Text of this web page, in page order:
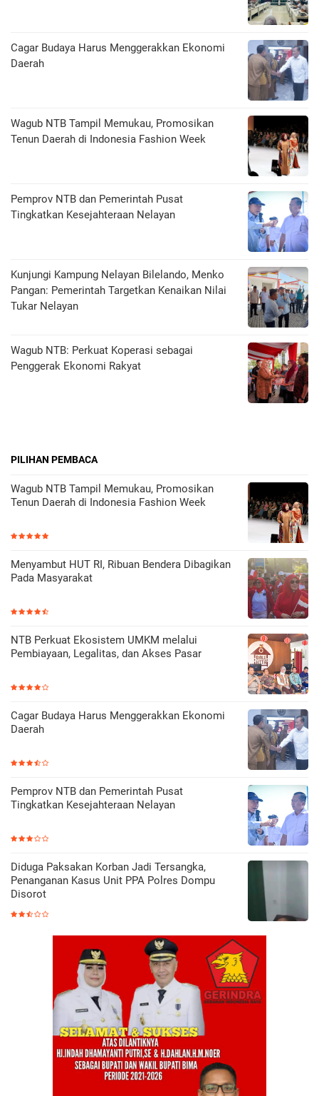
Cagar Budaya Harus Menggerakkan Ekonomi
Daerah
Wagub NTB Tampil Memukau, Promosikan
Tenun Daerah di Indonesia Fashion Week
Pemprov NTB dan Pemerintah Pusat
Tingkatkan Kesejahteraan Nelayan
Kunjungi Kampung Nelayan Bilelando, Menko
Pangan: Pemerintah Targetkan Kenaikan Nilai
Tukar Nelayan
Wagub NTB: Perkuat Koperasi sebagai
Penggerak Ekonomi Rakyat
PILIHAN PEMBACA
Wagub NTB Tampil Memukau, Promosikan
Tenun Daerah di Indonesia Fashion Week
Menyambut HUT RI, Ribuan Bendera Dibagikan
Pada Masyarakat
NTB Perkuat Ekosistem UMKM melalui
Pembiayaan, Legalitas, dan Akses Pasar
Cagar Budaya Harus Menggerakkan Ekonomi
Daerah
Pemprov NTB dan Pemerintah Pusat
Tingkatkan Kesejahteraan Nelayan
Diduga Paksakan Korban Jadi Tersangka,
Penanganan Kasus Unit PPA Polres Dompu
Disorot